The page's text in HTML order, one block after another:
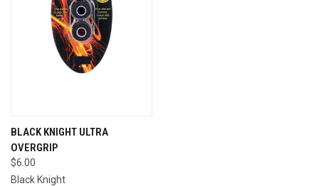
BLACK KNIGHT ULTRA
OVERGRIP
$6.00
Black Knight